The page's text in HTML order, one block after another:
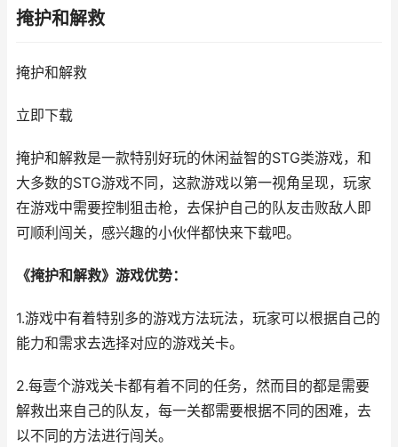
掩护和解救
掩护和解救
立即下载
掩护和解救是一款特别好玩的休闲益智的STG类游戏，和
大多数的STG游戏不同，这款游戏以第一视角呈现，玩家
在游戏中需要控制狙击枪，去保护自己的队友击败敌人即
可顺利闯关，感兴趣的小伙伴都快来下载吧。
《掩护和解救》游戏优势：
1.游戏中有着特别多的游戏方法玩法，玩家可以根据自己的
能力和需求去选择对应的游戏关卡。
2.每壹个游戏关卡都有着不同的任务，然而目的都是需要
解救出来自己的队友，每一关都需要根据不同的困难，去
以不同的方法进行闯关。